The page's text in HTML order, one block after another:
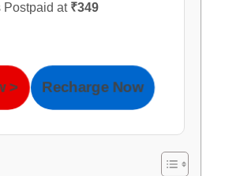
Postpaid at ₹349
> Recharge Now